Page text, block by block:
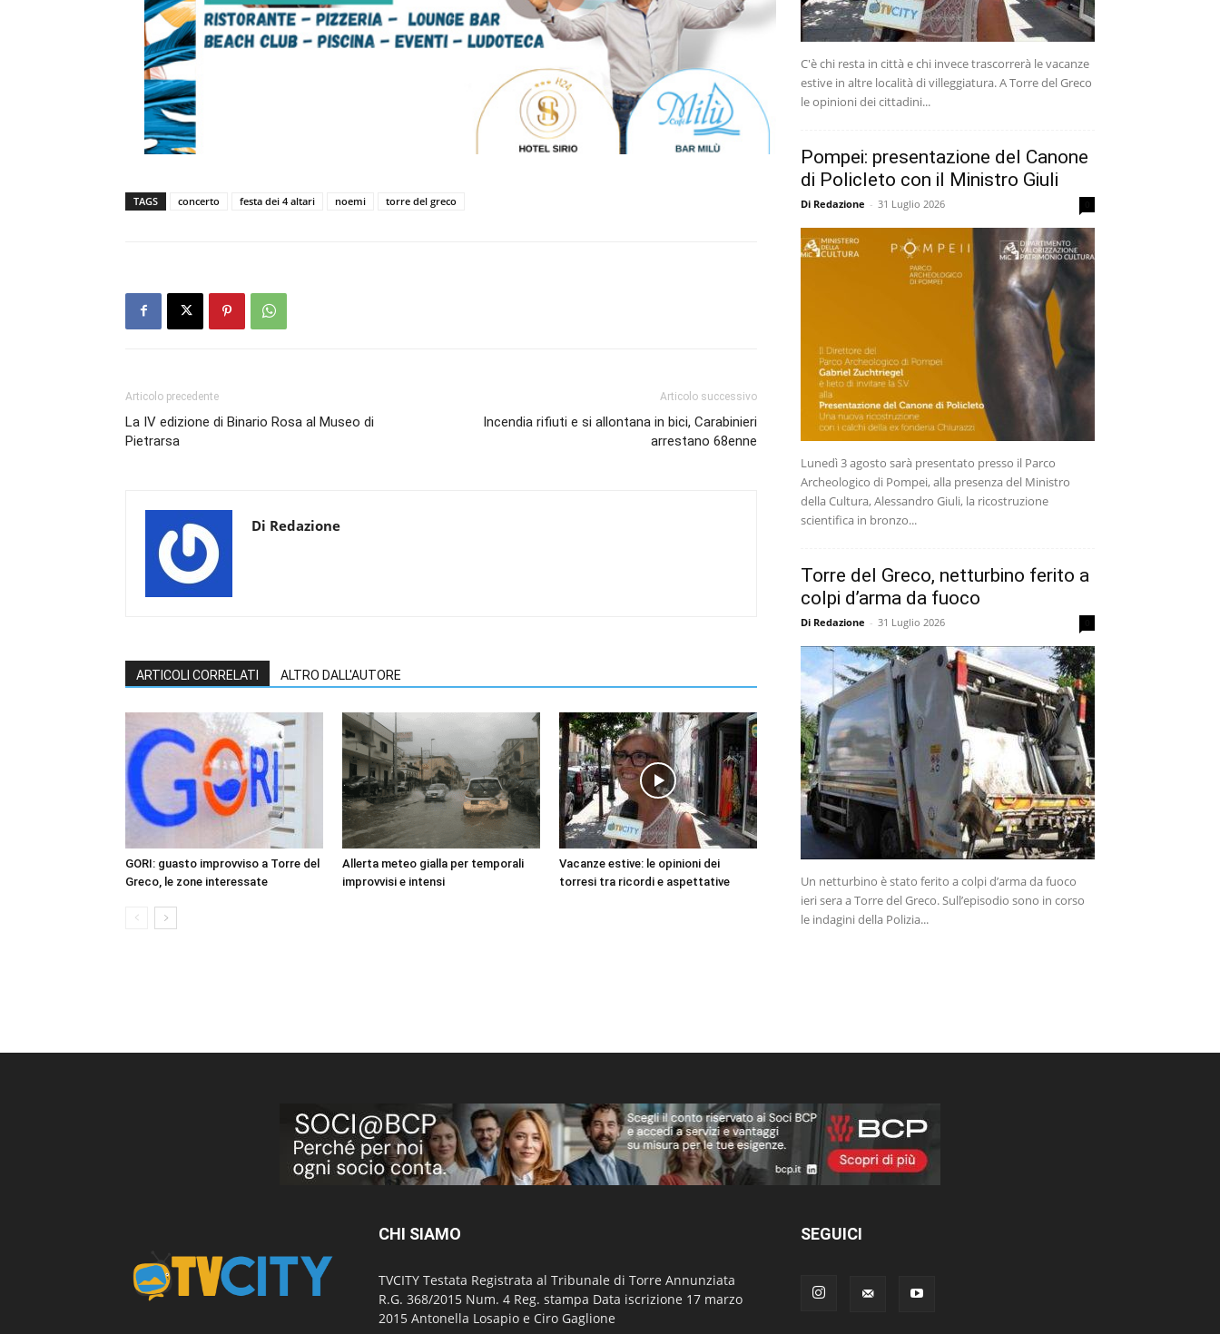
TAGS concerto festa dei 4 altari noemi torre del greco
Articolo precedente
La IV edizione di Binario Rosa al Museo di
Pietrarsa
Articolo successivo
Incendia rifiuti e si allontana in bici, Carabinieri
arrestano 68enne
Di Redazione
ARTICOLI CORRELATI ALTRO DALL'AUTORE
GORI: guasto improvviso a Torre del
Greco, le zone interessate
Allerta meteo gialla per temporali
improvvisi e intensi
Vacanze estive: le opinioni dei
torresi tra ricordi e aspettative
C'è chi resta in città e chi invece trascorrerà le vacanze
estive in altre località di villeggiatura. A Torre del Greco
le opinioni dei cittadini...
Pompei: presentazione del Canone
di Policleto con il Ministro Giuli
Di Redazione - 31 Luglio 2026
Lunedì 3 agosto sarà presentato presso il Parco
Archeologico di Pompei, alla presenza del Ministro
della Cultura, Alessandro Giuli, la ricostruzione
scientifica in bronzo...
Torre del Greco, netturbino ferito a
colpi d’arma da fuoco
Di Redazione - 31 Luglio 2026
Un netturbino è stato ferito a colpi d’arma da fuoco
ieri sera a Torre del Greco. Sull’episodio sono in corso
le indagini della Polizia...
CHI SIAMO
TVCITY Testata Registrata al Tribunale di Torre Annunziata
R.G. 368/2015 Num. 4 Reg. stampa Data iscrizione 17 marzo
2015 Antonella Losapio e Ciro Gaglione
SEGUICI